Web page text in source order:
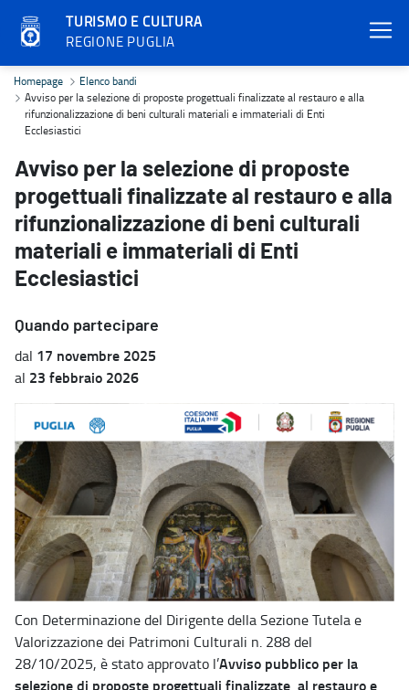
TURISMO E CULTURA
REGIONE PUGLIA
Avviso per la selezione di proposte progettuali finalizzate al
Homepage
Elenco bandi
Avviso per la selezione di proposte progettuali finalizzate al restauro e alla
rifunzionalizzazione di beni culturali materiali e immateriali di Enti
Ecclesiastici
Avviso per la selezione di proposte
progettuali finalizzate al restauro e alla
rifunzionalizzazione di beni culturali
materiali e immateriali di Enti
Ecclesiastici
Quando partecipare
dal 17 novembre 2025
al 23 febbraio 2026
Con Determinazione del Dirigente della Sezione Tutela e
Valorizzazione dei Patrimoni Culturali n. 288 del
28/10/2025, è stato approvato l’Avviso pubblico per la
selezione di proposte progettuali finalizzate al restauro e